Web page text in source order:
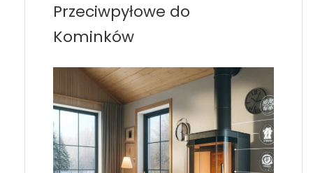
Przeciwpyłowe do
Kominków